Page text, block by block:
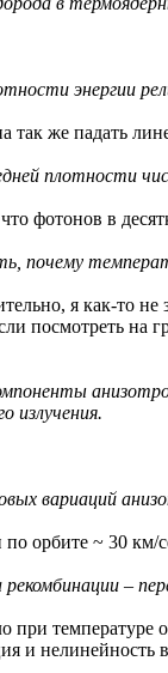
энергии
так же падать
плотности
фотонов в
почему
я как-то
посмотреть на
излучения.
вариаций
орбите ~ 30 км/
–
температуре
и нелинейность